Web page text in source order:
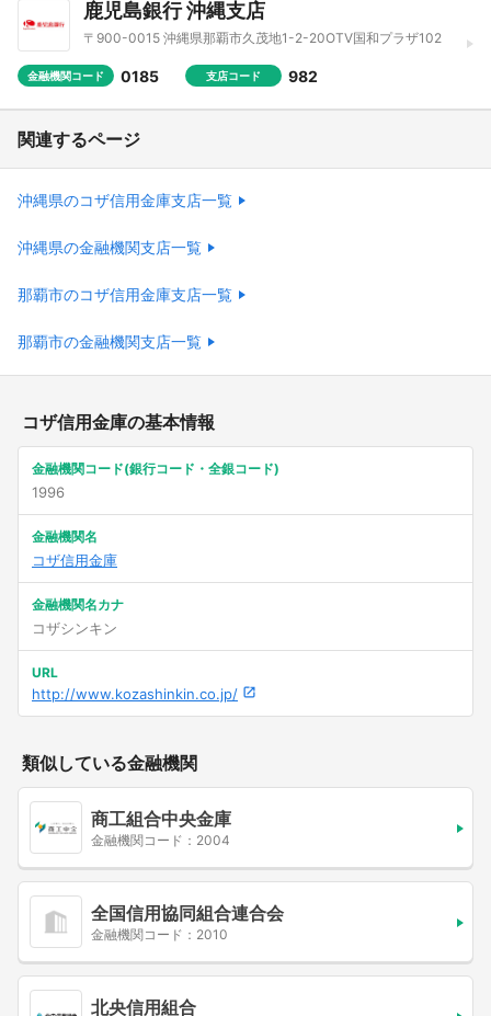
鹿児島銀行 沖縄支店
〒900-0015 沖縄県那覇市久茂地1-2-20OTV国和プラザ102
金融機関コード 0185 支店コード 982
関連するページ
沖縄県のコザ信用金庫支店一覧
沖縄県の金融機関支店一覧
那覇市のコザ信用金庫支店一覧
那覇市の金融機関支店一覧
コザ信用金庫の基本情報
金融機関コード(銀行コード・全銀コード)
1996
金融機関名
コザ信用金庫
金融機関名カナ
コザシンキン
URL
http://www.kozashinkin.co.jp/
類似している金融機関
商工組合中央金庫
金融機関コード：2004
全国信用協同組合連合会
金融機関コード：2010
北央信用組合